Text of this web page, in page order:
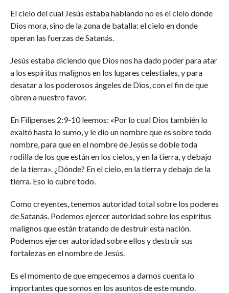
El cielo del cual Jesús estaba hablando no es el cielo donde
Dios mora, sino de la zona de batalla: el cielo en donde
operan las fuerzas de Satanás.
Jesús estaba diciendo que Dios nos ha dado poder para atar
a los espíritus malignos en los lugares celestiales, y para
desatar a los poderosos ángeles de Dios, con el fin de que
obren a nuestro favor.
En Filipenses 2:9-10 leemos: «Por lo cual Dios también lo
exaltó hasta lo sumo, y le dio un nombre que es sobre todo
nombre, para que en el nombre de Jesús se doble toda
rodilla de los que están en los cielos, y en la tierra, y debajo
de la tierra». ¿Dónde? En el cielo, en la tierra y debajo de la
tierra. Eso lo cubre todo.
Como creyentes, tenemos autoridad total sobre los poderes
de Satanás. Podemos ejercer autoridad sobre los espíritus
malignos que están tratando de destruir esta nación.
Podemos ejercer autoridad sobre ellos y destruir sus
fortalezas en el nombre de Jesús.
Es el momento de que empecemos a darnos cuenta lo
importantes que somos en los asuntos de este mundo.